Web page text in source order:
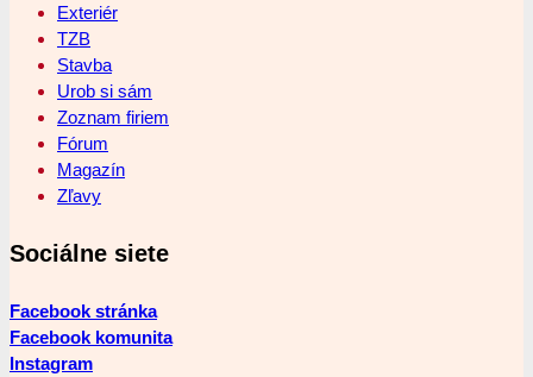
Exteriér
TZB
Stavba
Urob si sám
Zoznam firiem
Fórum
Magazín
Zľavy
Sociálne siete
Facebook stránka
Facebook komunita
Instagram